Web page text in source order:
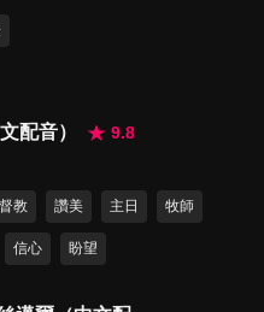
配音）
9.8
教 讚美 主日 牧師
信心 盼望